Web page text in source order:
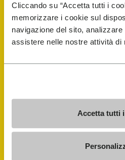
Cliccando su “Accetta tutti i
memorizzare i cookie sul
navigazione del sito,
assistere nelle nostre attività di
Accetta tutti
E-SHOP
Trouver un